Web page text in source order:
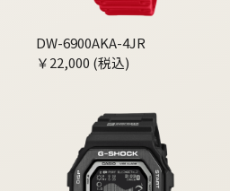
DW-6900AKA-4JR
￥22,000 (税込)